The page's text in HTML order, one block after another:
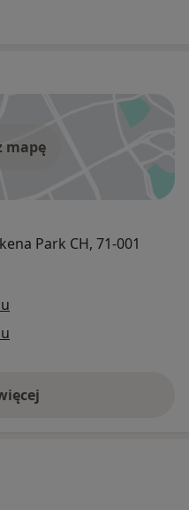
mapę
Park CH, 71-001